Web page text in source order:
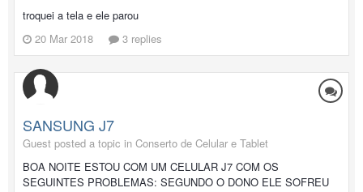
troquei a tela e ele parou
20 Mar 2018
3 replies
SANSUNG J7
Guest posted a topic in Conserto de Celular e Tablet
BOA NOITE ESTOU COM UM CELULAR J7 COM OS
SEGUINTES PROBLEMAS: SEGUNDO O DONO ELE SOFREU